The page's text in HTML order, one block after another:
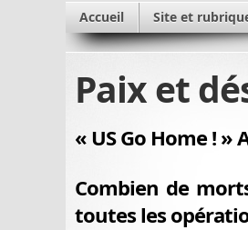
Accueil Site et
Paix et
« US Go Home !
Combien de
toutes les